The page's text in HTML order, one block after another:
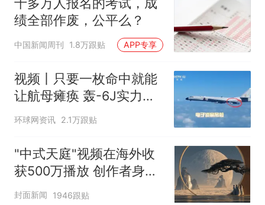
十多万人报名的考试，成
绩全部作废，公平么？
中国新闻周刊 1.8万跟贴 APP专享
视频丨只要一枚命中就能
让航母瘫痪 轰-6J实力有
多强？
环球网资讯 2.1万跟贴
"中式天庭"视频在海外收
获500万播放 创作者身份
披露
封面新闻 1946跟贴